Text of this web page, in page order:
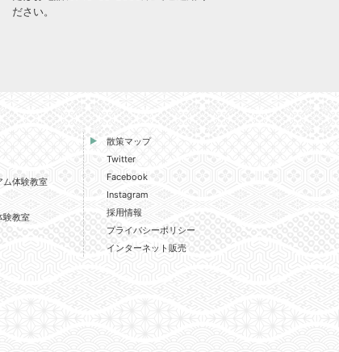
ださい。
ム体験教室
験教室
散策マップ
Twitter
Facebook
Instagram
採用情報
プライバシーポリシー
インターネット販売